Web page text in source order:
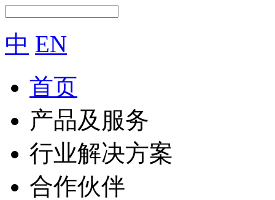
中 EN
首页
产品及服务
行业解决方案
合作伙伴